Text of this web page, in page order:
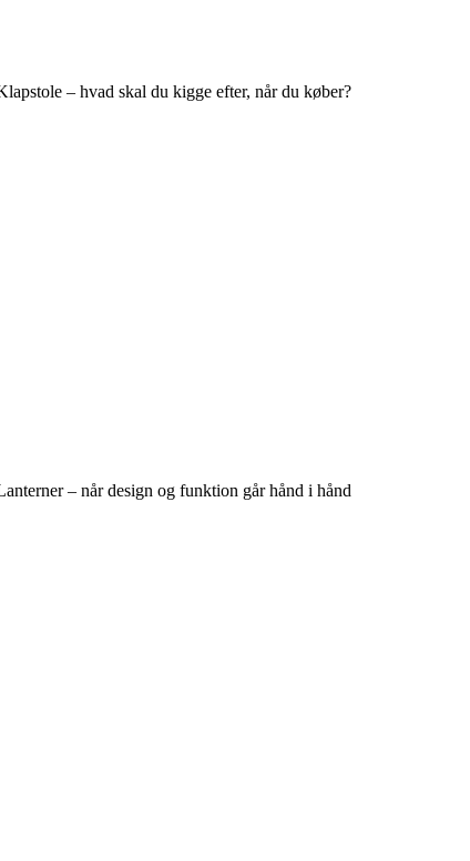
– hvad skal du kigge efter, når du køber?
– når design og funktion går hånd i hånd